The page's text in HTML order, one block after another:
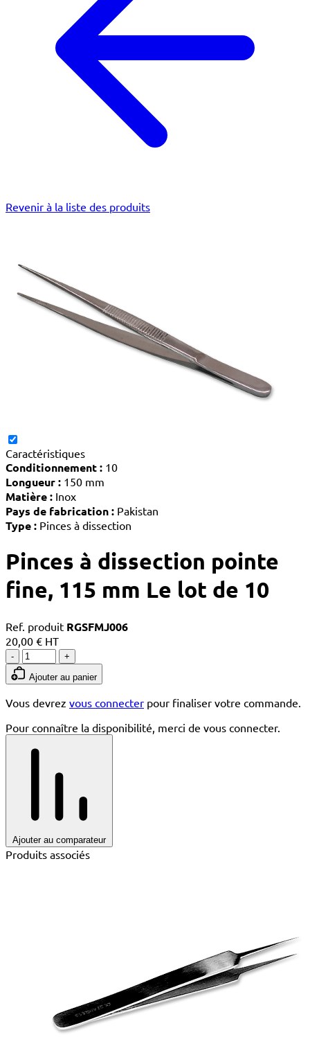
Revenir à la liste des produits
Caractéristiques
Conditionnement : 10
Longueur : 150 mm
Matière : Inox
Pays de fabrication : Pakistan
Type : Pinces à dissection
Pinces à dissection pointe
fine, 115 mm Le lot de 10
Ref. produit RGSFMJ006
20,00 € HT
-
+
Ajouter au panier
Vous devrez vous connecter pour finaliser votre commande.
Pour connaître la disponibilité, merci de vous connecter.
Ajouter au comparateur
Produits associés